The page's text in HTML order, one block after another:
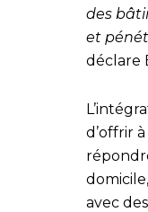
des
et
déclare
d’offrir
avec